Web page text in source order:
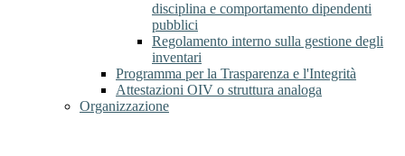
disciplina e comportamento dipendenti
pubblici
Regolamento interno sulla gestione degli
inventari
Programma per la Trasparenza e l'Integrità
Attestazioni OIV o struttura analoga
Organizzazione